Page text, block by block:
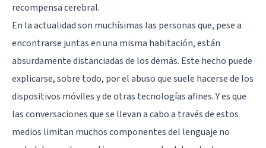
recompensa cerebral.
En la actualidad son muchísimas las personas que, pese a
encontrarse juntas en una misma habitación, están
absurdamente distanciadas de los demás. Este hecho puede
explicarse, sobre todo, por el abuso que suele hacerse de los
dispositivos móviles y de otras tecnologías afines. Y es que
las conversaciones que se llevan a cabo a través de estos
medios limitan muchos componentes del lenguaje no